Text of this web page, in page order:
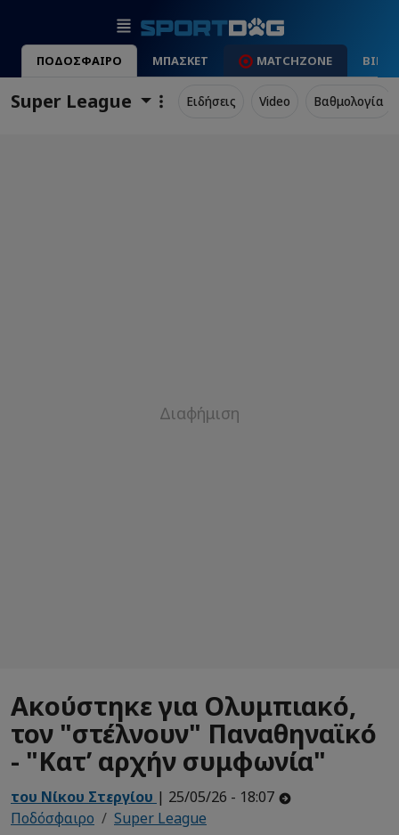
ΠΟΔΟΣΦΑΙΡΟ ΜΠΑΣΚΕΤ MATCHZONE
Super League Ειδήσεις Video Βαθμολογία
Ακούστηκε για Ολυμπιακό,
τον "στέλνουν" Παναθηναϊκό
- "Κατ’ αρχήν συμφωνία"
του Νίκου Στεργίου | 25/05/26 - 18:07
Ποδόσφαιρο
Super League